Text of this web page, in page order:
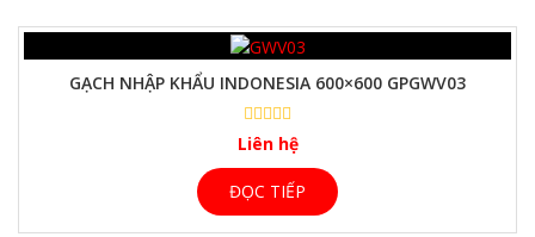
GẠCH NHẬP KHẨU INDONESIA 600×600 GPGWV03
Liên hệ
ĐỌC TIẾP